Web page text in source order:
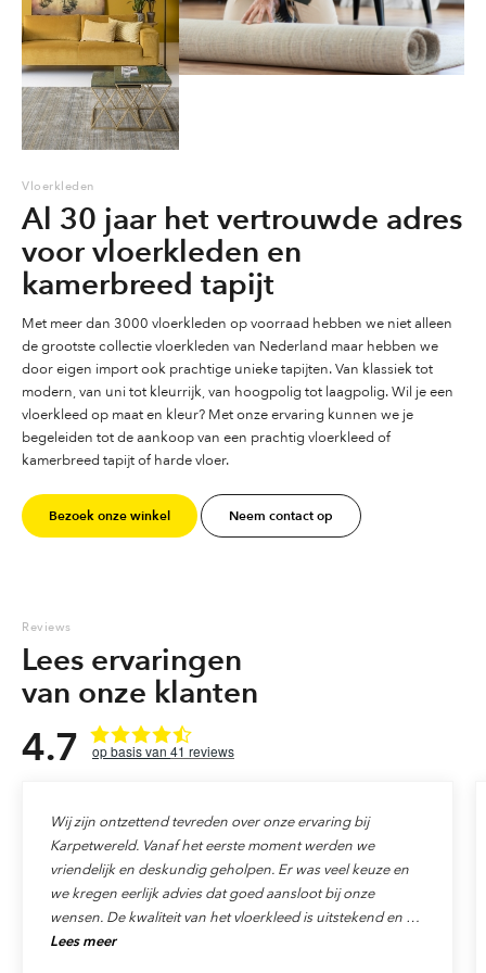
kleuren).
Elk knoopje bevat 8 wollen pooldraden die samen het loopvlak
vormen.
De knoopdichtheid is ca. 4/6 per dm2 ofwel, ca 4x6x100 = ca. 2.400
knopen per m2.
De pooldichtheid is ca 19.200 per m2.
Gewicht: ca 5,1 kg per m2.
Poolhoogte: ca. 60 mm.
Vloerkleden
Al 30 jaar het vertrouwde adres
voor vloerkleden en
kamerbreed tapijt
Met meer dan 3000 vloerkleden op voorraad hebben we niet alleen
de grootste collectie vloerkleden van Nederland maar hebben we
door eigen import ook prachtige unieke tapijten. Van klassiek tot
modern, van uni tot kleurrijk, van hoogpolig tot laagpolig. Wil je een
vloerkleed op maat en kleur? Met onze ervaring kunnen we je
begeleiden tot de aankoop van een prachtig vloerkleed of
kamerbreed tapijt of harde vloer.
Bezoek onze winkel Neem contact op
Reviews
Lees ervaringen
van onze klanten
4.7 41 reviews
Wij zijn ontzettend tevreden over onze ervaring bij
Karpetwereld. Vanaf het eerste moment werden we
vriendelijk en deskundig geholpen. Er was veel keuze en
we kregen eerlijk advies dat goed aansloot bij onze
wensen. De kwaliteit van het vloerkleed is uitstekend en de
levering verliep precies zoals afgesproken. Ook de service
Lees meer